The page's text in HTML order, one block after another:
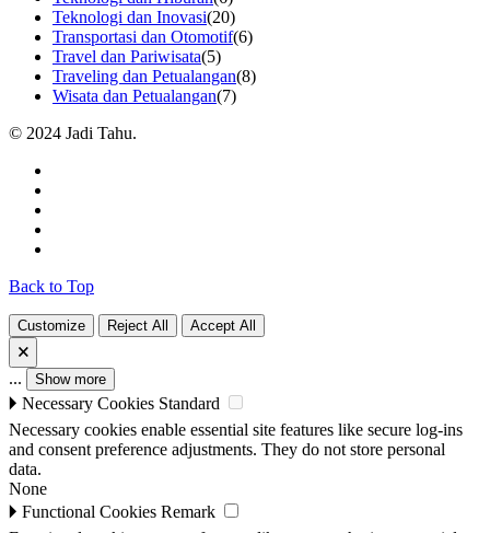
Teknologi dan Inovasi(20)
Transportasi dan Otomotif(6)
Travel dan Pariwisata(5)
Traveling dan Petualangan(8)
Wisata dan Petualangan(7)
© 2024 Jadi Tahu.
Back to Top
Customize Reject All
Accept All
🗙
... Show more
🞂 Necessary Cookies Standard
Necessary cookies enable essential site features like secure log-ins
and consent preference adjustments. They do not store personal
data.
None
🞂 Functional Cookies Remark